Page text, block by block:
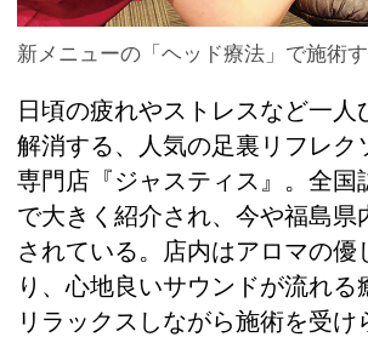
新メニューの「ヘッド療法」で施術
日頃の疲れやストレスなど一人
解消する、人気の足裏リフレク
専門店『ジャスティス』。全国
で大きく紹介され、今や福島県
されている。店内はアロマの優
り、心地良いサウンドが流れる
リラックスしながら施術を受け